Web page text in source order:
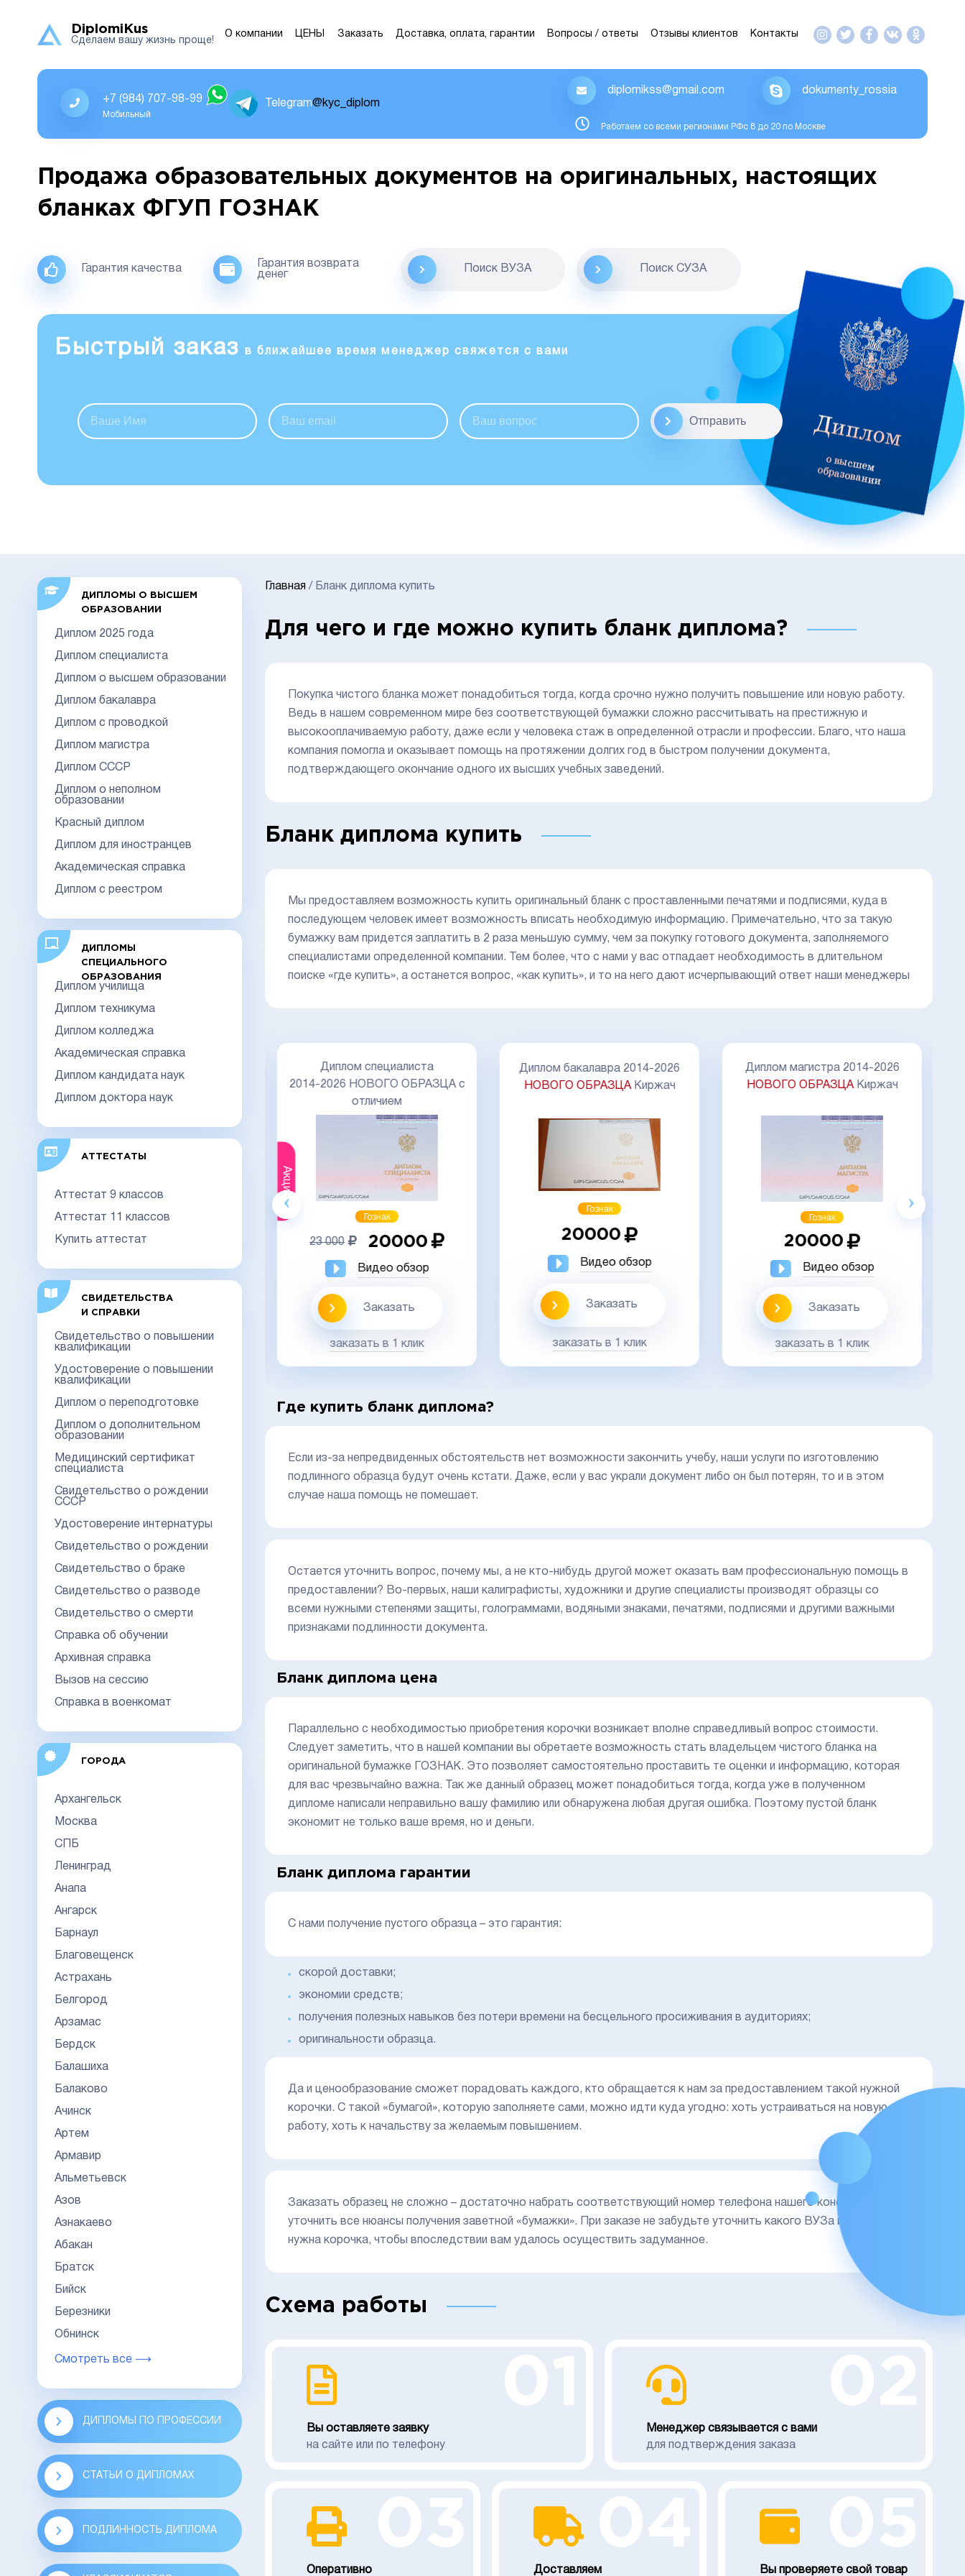
DiplomiKus
Сделаем вашу жизнь проще!
О компании ЦЕНЫ Заказать Доставка, оплата, гарантии Вопросы / ответы Отзывы клиентов Контакты
+7 (984) 707-98-99
Мобильный
Telegram@kyc_diplom
diplomikss@gmail.com dokumenty_rossia
Работаем со всеми регионами РФс 8 до 20 по Москве
Продажа образовательных документов на оригинальных, настоящих
бланках ФГУП ГОЗНАК
Гарантия качества
Гарантия возврата
денег
Поиск ВУЗА Поиск CУЗА
Быстрый заказ в ближайшее время менеджер свяжется с вами
Отправить
ДИПЛОМЫ О ВЫСШЕМ
ОБРАЗОВАНИИ
Диплом 2025 года
Диплом специалиста
Диплом о высшем образовании
Диплом бакалавра
Диплом с проводкой
Диплом магистра
Диплом СССР
Диплом о неполном
образовании
Красный диплом
Диплом для иностранцев
Академическая справка
Диплом с реестром
ДИПЛОМЫ
СПЕЦИАЛЬНОГО
ОБРАЗОВАНИЯ
Диплом училища
Диплом техникума
Диплом колледжа
Академическая справка
Диплом кандидата наук
Диплом доктора наук
АТТЕСТАТЫ
Аттестат 9 классов
Аттестат 11 классов
Купить аттестат
СВИДЕТЕЛЬСТВА
И СПРАВКИ
Свидетельство о повышении
квалификации
Удостоверение о повышении
квалификации
Диплом о переподготовке
Диплом о дополнительном
образовании
Медицинский сертификат
специалиста
Свидетельство о рождении
СССР
Удостоверение интернатуры
Свидетельство о рождении
Свидетельство о браке
Свидетельство о разводе
Свидетельство о смерти
Справка об обучении
Архивная справка
Вызов на сессию
Справка в военкомат
ГОРОДА
Архангельск
Москва
СПБ
Ленинград
Анапа
Ангарск
Барнаул
Благовещенск
Астрахань
Белгород
Арзамас
Бердск
Балашиха
Балаково
Ачинск
Артем
Армавир
Альметьевск
Азов
Азнакаево
Абакан
Братск
Бийск
Березники
Обнинск
Смотреть все ⟶
ДИПЛОМЫ ПО ПРОФЕССИИ
СТАТЬИ О ДИПЛОМАХ
ПОДЛИННОСТЬ ДИПЛОМА
Главная / Бланк диплома купить
Для чего и где можно купить бланк диплома?
Покупка чистого бланка может понадобиться тогда, когда срочно нужно получить повышение или новую работу.
Ведь в нашем современном мире без соответствующей бумажки сложно рассчитывать на престижную и
высокооплачиваемую работу, даже если у человека стаж в определенной отрасли и профессии. Благо, что наша
компания помогла и оказывает помощь на протяжении долгих год в быстром получении документа,
подтверждающего окончание одного их высших учебных заведений.
Бланк диплома купить
Мы предоставляем возможность купить оригинальный бланк с проставленными печатями и подписями, куда в
последующем человек имеет возможность вписать необходимую информацию. Примечательно, что за такую
бумажку вам придется заплатить в 2 раза меньшую сумму, чем за покупку готового документа, заполняемого
специалистами определенной компании. Тем более, что с нами у вас отпадает необходимость в длительном
поиске «где купить», а останется вопрос, «как купить», и то на него дают исчерпывающий ответ наши менеджеры
Акция
Гознак
23000 20000
Видео обзор
заказать в 1 клик
Акция
Диплом специалиста
2014-2026 НОВОГО ОБРАЗЦА с
отличием
Гознак
23 000 20000
Видео обзор
Заказать
заказать в 1 клик
Диплом бакалавра 2014-2026
НОВОГО ОБРАЗЦА Киржач
Гознак
20000
Видео обзор
Заказать
заказать в 1 клик
Диплом магистра 2014-2026
НОВОГО ОБРАЗЦАКиржач
Гознак
20000
Видео обзор
Заказать
заказать в 1 клик
Где купить бланк диплома?
Если из-за непредвиденных обстоятельств нет возможности закончить учебу, наши услуги по изготовлению
подлинного образца будут очень кстати. Даже, если у вас украли документ либо он был потерян, то и в этом
случае наша помощь не помешает.
Остается уточнить вопрос, почему мы, а не кто-нибудь другой может оказать вам профессиональную помощь в
предоставлении? Во-первых, наши калиграфисты, художники и другие специалисты производят образцы со
всеми нужными степенями защиты, голограммами, водяными знаками, печатями, подписями и другими важными
признаками подлинности документа.
Бланк диплома цена
Параллельно с необходимостью приобретения корочки возникает вполне справедливый вопрос стоимости.
Следует заметить, что в нашей компании вы обретаете возможность стать владельцем чистого бланка на
оригинальной бумажке ГОЗНАК. Это позволяет самостоятельно проставить те оценки и информацию, которая
для вас чрезвычайно важна. Так же данный образец может понадобиться тогда, когда уже в полученном
дипломе написали неправильно вашу фамилию или обнаружена любая другая ошибка. Поэтому пустой бланк
экономит не только ваше время, но и деньги.
Бланк диплома гарантии
С нами получение пустого образца – это гарантия:
скорой доставки;
экономии средств;
получения полезных навыков без потери времени на бесцельного просиживания в аудиториях;
оригинальности образца.
Да и ценообразование сможет порадовать каждого, кто обращается к нам за предоставлением такой нужной
корочки. С такой «бумагой», которую заполняете сами, можно идти куда угодно: хоть устраиваться на новую
работу, хоть к начальству за желаемым повышением.
Заказать образец не сложно – достаточно набрать соответствующий номер телефона нашего консультанта и
уточнить все нюансы получения заветной «бумажки». При заказе не забудьте уточнить какого ВУЗа и даты вам
нужна корочка, чтобы впоследствии вам удалось осуществить задуманное.
Схема работы
Вы оставляете заявку
на сайте или по телефону
Менеджер связывается с вами
для подтверждения заказа
Оперативно Доставляем
Вы проверяете свой товар